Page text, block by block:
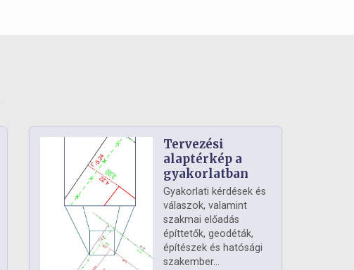
Tervezési
alaptérkép a
gyakorlatban
Gyakorlati kérdések és
válaszok, valamint
szakmai előadás
építtetők, geodéták,
építészek és hatósági
szakember...